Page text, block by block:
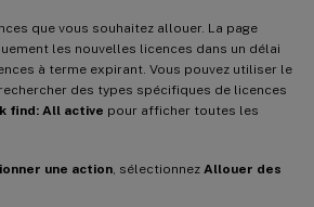
que vous souhaitez allouer. La page
les nouvelles licences dans un délai
à terme expirant. Vous pouvez utiliser le
des types spécifiques de licences
find: All active pour afficher toutes les
une action , sélectionnez Allouer des